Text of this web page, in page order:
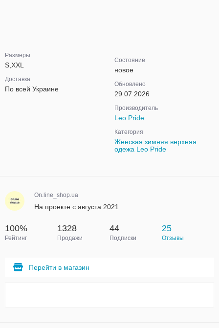
Размеры
S,XXL
Доставка
По всей Украине
Состояние
новое
Обновлено
29.07.2026
Производитель
Leo Pride
Категория
Женская зимняя верхняя
одежа Leo Pride
On.line_shop.ua
На проекте с августа 2021
100%
Рейтинг
1328
Продажи
44
Подписки
25
Отзывы
Перейти в магазин